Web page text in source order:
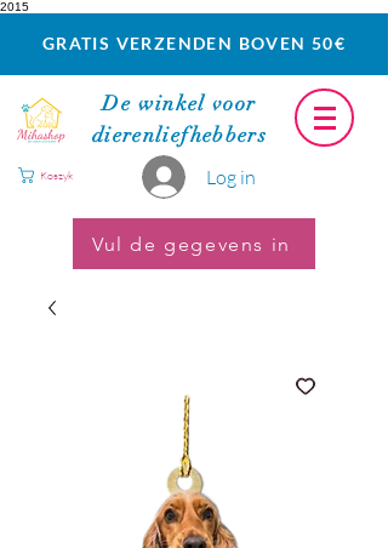
2015
GRATIS VERZENDEN BOVEN 50€
De winkel voor
dierenliefhebbers
Log in
Koszyk
Vul de gegevens in